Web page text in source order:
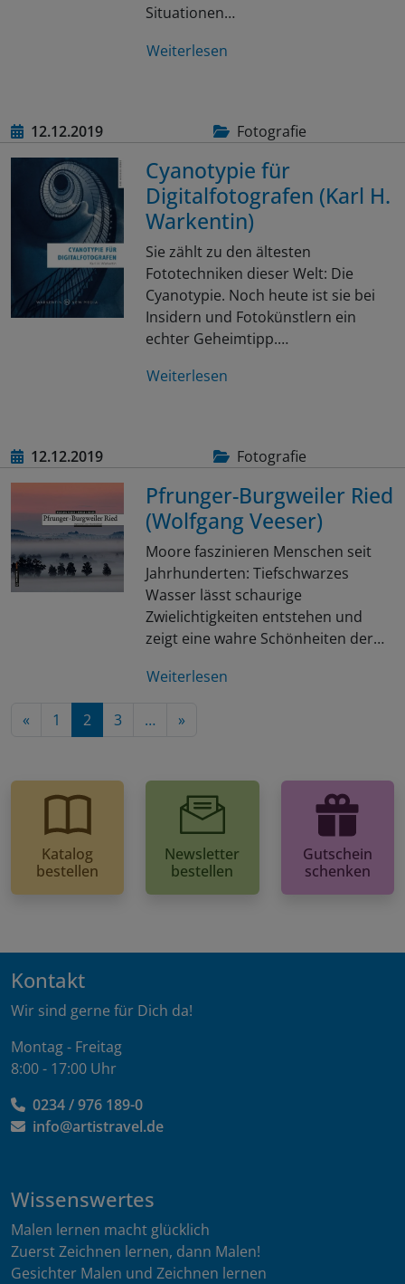
Situationen…
Weiterlesen
12.12.2019 Fotografie
Cyanotypie für
Digitalfotografen (Karl H.
Warkentin)
Sie zählt zu den ältesten
Fototechniken dieser Welt: Die
Cyanotypie. Noch heute ist sie bei
Insidern und Fotokünstlern ein
echter Geheimtipp.…
Weiterlesen
12.12.2019 Fotografie
Pfrunger-Burgweiler Ried
(Wolfgang Veeser)
Moore faszinieren Menschen seit
Jahrhunderten: Tiefschwarzes
Wasser lässt schaurige
Zwielichtigkeiten entstehen und
zeigt eine wahre Schönheiten der…
Weiterlesen
« 1 2 3 … »Nächste Seite
Katalog
bestellen
Newsletter
bestellen
Gutschein
schenken
Kontakt
Wir sind gerne für Dich da!
Montag - Freitag
8:00 - 17:00 Uhr
0234 / 976 189-0
info@artistravel.de
Wissenswertes
Malen lernen macht glücklich
Zuerst Zeichnen lernen, dann Malen!
Gesichter Malen und Zeichnen lernen